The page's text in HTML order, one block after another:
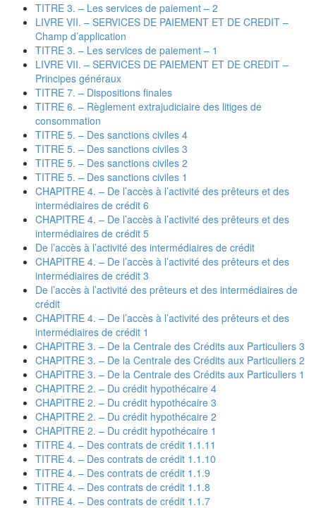
TITRE 3. – Les services de paiement – 2
LIVRE VII. – SERVICES DE PAIEMENT ET DE CREDIT –
Champ d’application
TITRE 3. – Les services de paiement – 1
LIVRE VII. – SERVICES DE PAIEMENT ET DE CREDIT –
Principes généraux
TITRE 7. – Dispositions finales
TITRE 6. – Règlement extrajudiciaire des litiges de
consommation
TITRE 5. – Des sanctions civiles 4
TITRE 5. – Des sanctions civiles 3
TITRE 5. – Des sanctions civiles 2
TITRE 5. – Des sanctions civiles 1
CHAPITRE 4. – De l’accès à l’activité des prêteurs et des
intermédiaires de crédit 6
CHAPITRE 4. – De l’accès à l’activité des prêteurs et des
intermédiaires de crédit 5
De l’accès à l’activité des intermédiaires de crédit
CHAPITRE 4. – De l’accès à l’activité des prêteurs et des
intermédiaires de crédit 3
De l’accès à l’activité des prêteurs et des intermédiaires de
crédit
CHAPITRE 4. – De l’accès à l’activité des prêteurs et des
intermédiaires de crédit 1
CHAPITRE 3. – De la Centrale des Crédits aux Particuliers 3
CHAPITRE 3. – De la Centrale des Crédits aux Particuliers 2
CHAPITRE 3. – De la Centrale des Crédits aux Particuliers 1
CHAPITRE 2. – Du crédit hypothécaire 4
CHAPITRE 2. – Du crédit hypothécaire 3
CHAPITRE 2. – Du crédit hypothécaire 2
CHAPITRE 2. – Du crédit hypothécaire 1
TITRE 4. – Des contrats de crédit 1.1.11
TITRE 4. – Des contrats de crédit 1.1.10
TITRE 4. – Des contrats de crédit 1.1.9
TITRE 4. – Des contrats de crédit 1.1.8
TITRE 4. – Des contrats de crédit 1.1.7